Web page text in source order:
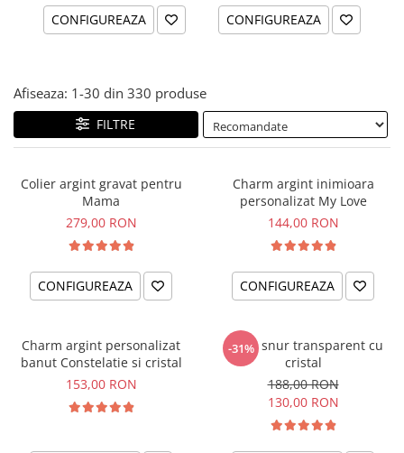
CONFIGUREAZA CONFIGUREAZA
Afiseaza: 1-30 din 330 produse
FILTRE
Colier argint gravat pentru
Mama
279,00 RON
CONFIGUREAZA
Charm argint inimioara
personalizat My Love
144,00 RON
CONFIGUREAZA
Charm argint personalizat
banut Constelatie si cristal
153,00 RON
-31%
Colier snur transparent cu
cristal
188,00 RON
130,00 RON